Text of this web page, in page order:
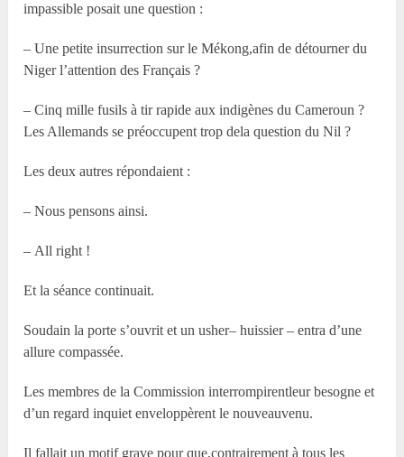
impassible posait une question :
– Une petite insurrection sur le Mékong,afin de détourner du
Niger l’attention des Français ?
– Cinq mille fusils à tir rapide aux indigènes du Cameroun ?
Les Allemands se préoccupent trop dela question du Nil ?
Les deux autres répondaient :
– Nous pensons ainsi.
– All right !
Et la séance continuait.
Soudain la porte s’ouvrit et un usher– huissier – entra d’une
allure compassée.
Les membres de la Commission interrompirentleur besogne et
d’un regard inquiet enveloppèrent le nouveauvenu.
Il fallait un motif grave pour que,contrairement à tous les